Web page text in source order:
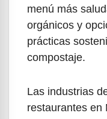
menú más
orgánicos y
prácticas
compostaje.
Las industrias
restaurantes en